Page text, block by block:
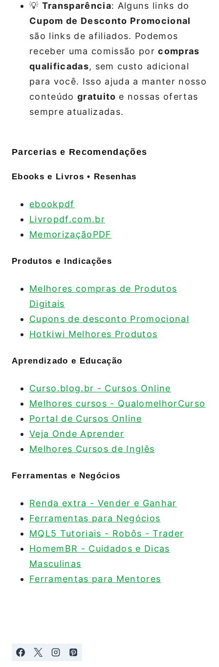
💡 Transparência: Alguns links do
Cupom de Desconto Promocional
são links de afiliados. Podemos
receber uma comissão porcompras
qualificadas, sem custo adicional
para você. Isso ajuda a manter nosso
conteúdo gratuito e nossas ofertas
sempre atualizadas.
Parcerias e Recomendações
Ebooks e Livros • Resenhas
ebookpdf
Livropdf.com.br
MemorizaçãoPDF
Produtos e Indicações
Melhores compras de Produtos
Digitais
Cupons de desconto Promocional
Hotkiwi Melhores Produtos
Aprendizado e Educação
Curso.blog.br - Cursos Online
Melhores cursos - QualomelhorCurso
Portal de Cursos Online
Veja Onde Aprender
Melhores Cursos de Inglês
Ferramentas e Negócios
Renda extra - Vender e Ganhar
Ferramentas para Negócios
MQL5 Tutoriais - Robôs - Trader
HomemBR - Cuidados e Dicas
Masculinas
Ferramentas para Mentores